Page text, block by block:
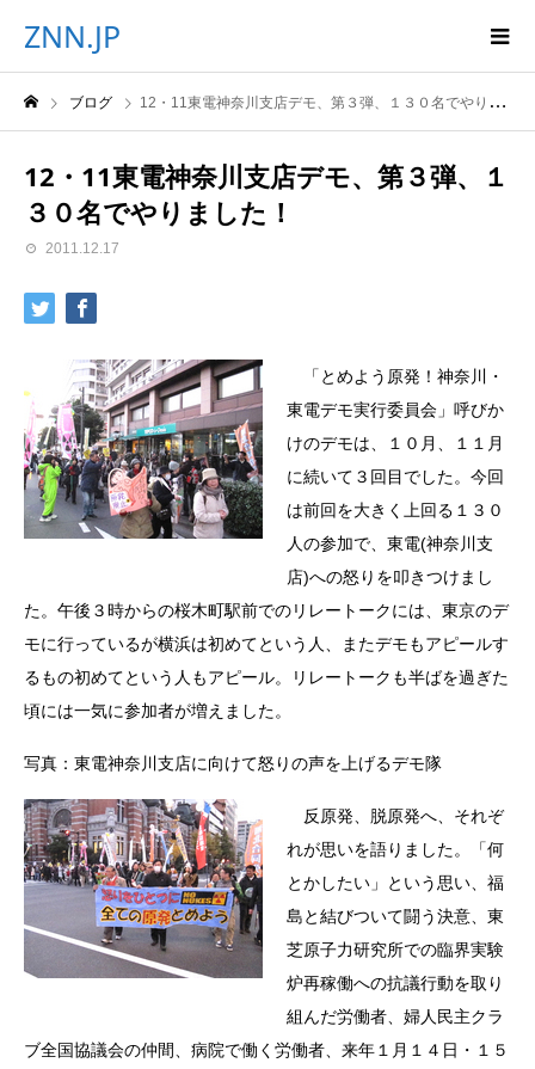
ZNN.JP
ブログ 12・11東電神奈川支店デモ、第３弾、１３０名でやりました！
12・11東電神奈川支店デモ、第３弾、１
３０名でやりました！
2011.12.17
「とめよう原発！神奈川・
東電デモ実行委員会」呼びか
けのデモは、１０月、１１月
に続いて３回目でした。今回
は前回を大きく上回る１３０
人の参加で、東電(神奈川支
店)への怒りを叩きつけまし
た。午後３時からの桜木町駅前でのリレートークには、東京のデ
モに行っているが横浜は初めてという人、またデモもアピールす
るもの初めてという人もアピール。リレートークも半ばを過ぎた
頃には一気に参加者が増えました。
写真：東電神奈川支店に向けて怒りの声を上げるデモ隊
反原発、脱原発へ、それぞ
れが思いを語りました。「何
とかしたい」という思い、福
島と結びついて闘う決意、東
芝原子力研究所での臨界実験
炉再稼働への抗議行動を取り
組んだ労働者、婦人民主クラ
ブ全国協議会の仲間、病院で働く労働者、来年１月１４日・１５